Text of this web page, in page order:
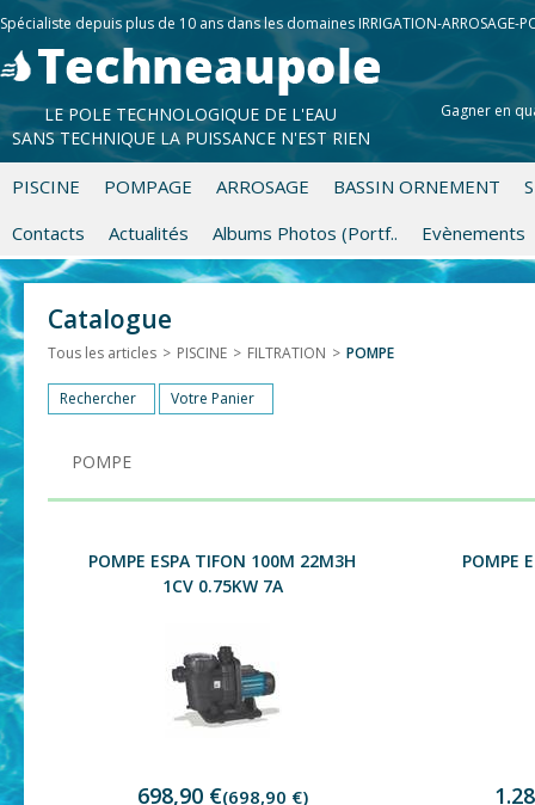
Spécialiste depuis plus de 10 ans dans les domaines IRRIGATION-ARROSAGE-
Gagner en
LE POLE TECHNOLOGIQUE DE L'EAU
SANS TECHNIQUE LA PUISSANCE N'EST RIEN
PISCINE POMPAGE ARROSAGE BASSIN ORNEMENT
Contacts
Actualités Albums Photos (Portf.. Evènements
Catalogue
Tous les articles > PISCINE > FILTRATION > POMPE
Rechercher Votre Panier
POMPE
POMPE ESPA TIFON 100M 22M3H
1CV 0.75KW 7A
698,90 €(698,90 €)
POMPE